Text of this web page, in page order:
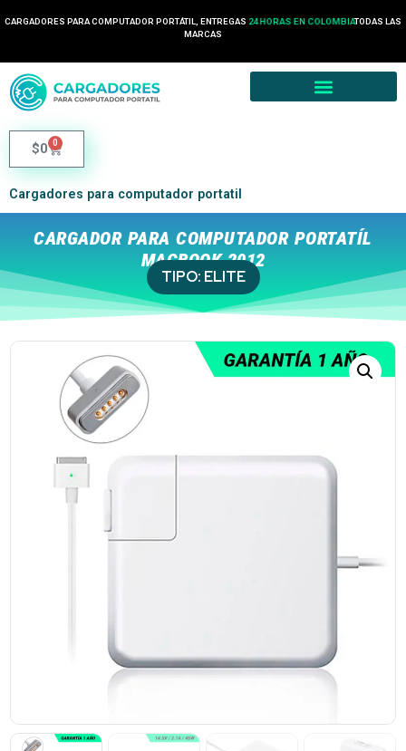
CARGADORES PARA COMPUTADOR PORTÁTIL, ENTREGAS 24 HORAS EN COLOMBIATODAS LAS
MARCAS
$0 0
Cargadores para computador portatil
CARGADOR PARA COMPUTADOR PORTATÍL
MACBOOK 2012
TIPO: ELITE